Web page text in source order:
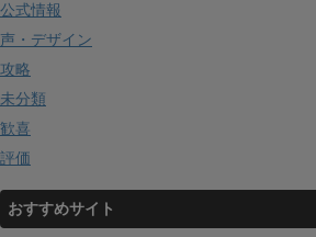
公式情報
声・デザイン
攻略
未分類
歓喜
評価
おすすめサイト